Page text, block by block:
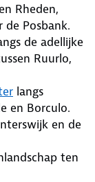
Rheden,
de Posbank.
de adellijke
Ruurlo,
langs
en Borculo.
en de
ten